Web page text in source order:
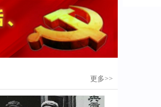
更多>>